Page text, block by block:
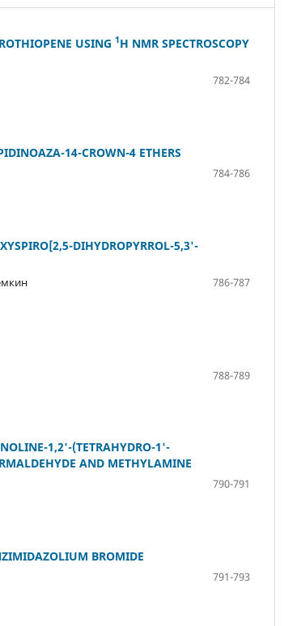
USING 1H NMR SPECTROSCOPY
782-784
14-CROWN-4 ETHERS
784-786
DIHYDROPYRROL-5,3'-
786-787
788-789
1,2'-(TETRAHYDRO-1'-
AND METHYLAMINE
790-791
BROMIDE
791-793